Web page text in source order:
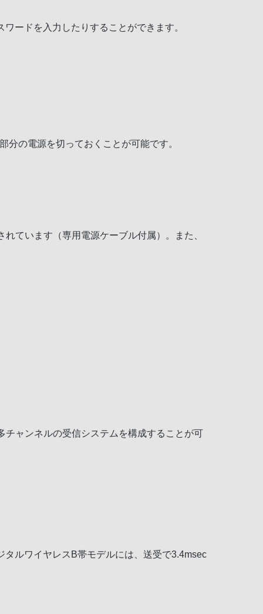
ードを入力したりすることができます。
の電源を切っておくことが可能です。
ています（専用電源ケーブル付属）。また、
ャンネルの受信システムを構成することが可
ルワイヤレスB帯モデルには、送受で3.4msec